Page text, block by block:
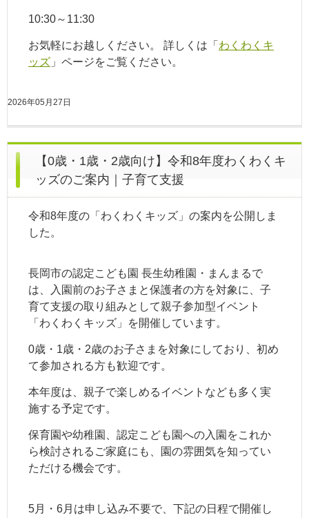
10:30～11:30
お気軽にお越しください。 詳しくは「 わくわくキ
ッズ 」ページをご覧ください。
2026年05月27日
【0歳・1歳・2歳向け】令和8年度わくわくキ
ッズのご案内｜子育て支援
令和8年度の「わくわくキッズ」の案内を公開しま
した。
長岡市の認定こども園 長生幼稚園・まんまるで
は、入園前のお子さまと保護者の方を対象に、子
育て支援の取り組みとして親子参加型イベント
「わくわくキッズ」を開催しています。
0歳・1歳・2歳のお子さまを対象にしており、初め
て参加される方も歓迎です。
本年度は、親子で楽しめるイベントなども多く実
施する予定です。
保育園や幼稚園、認定こども園への入園をこれか
ら検討されるご家庭にも、園の雰囲気を知ってい
ただける機会です。
5月・6月は申し込み不要で、下記の日程で開催し